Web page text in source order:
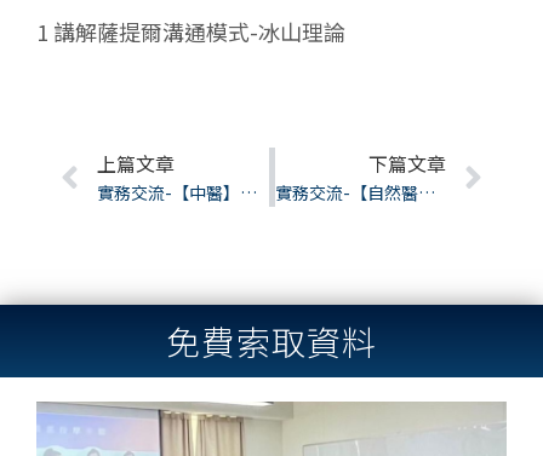
1 講解薩提爾溝通模式-冰山理論
Prev
上篇文章
實務交流-【中醫】養出你的香氣體質~中醫芳療居家調養攻略-劉維真
下篇文章
實務交流-【自然醫學】氣味與體質的對話，芳香療法-許琪英
免費索取資料